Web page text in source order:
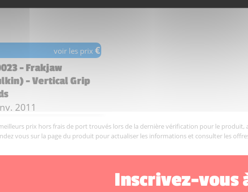
voir les prix €
- Frakjaw
- Vertical Grip
de sortie :
2011
prix hors frais de port trouvés lors de la dernière vérification pour le produit,
vous sur la page du produit pour actualiser les informations et consulter les
Inscrivez-vous